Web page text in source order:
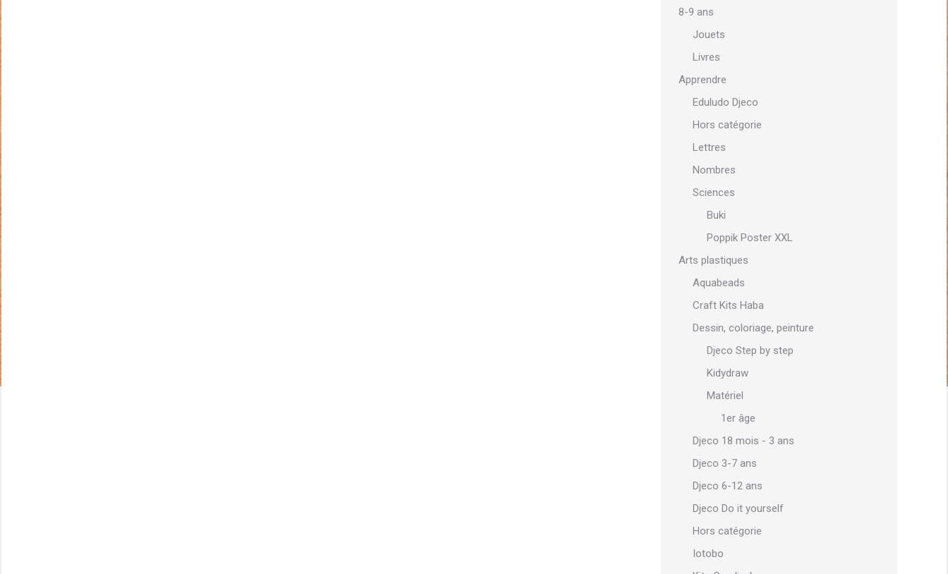
8-9 ans
Jouets
Livres
Apprendre
Eduludo Djeco
Hors catégorie
Lettres
Nombres
Sciences
Buki
Poppik Poster XXL
Arts plastiques
Aquabeads
Craft Kits Haba
Dessin, coloriage, peinture
Djeco Step by step
Kidydraw
Matériel
1er âge
Djeco 18 mois - 3 ans
Djeco 3-7 ans
Djeco 6-12 ans
Djeco Do it yourself
Hors catégorie
Iotobo